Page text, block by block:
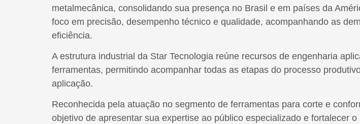
metalmecânica, consolidando sua presença no Brasil e em países da
foco em precisão, desempenho técnico e qualidade, acompanhando as
eficiência.
A estrutura industrial da Star Tecnologia reúne recursos de engenharia
ferramentas, permitindo acompanhar todas as etapas do processo
aplicação.
Reconhecida pela atuação no segmento de ferramentas para corte e
objetivo de apresentar sua expertise ao público especializado e fortalecer